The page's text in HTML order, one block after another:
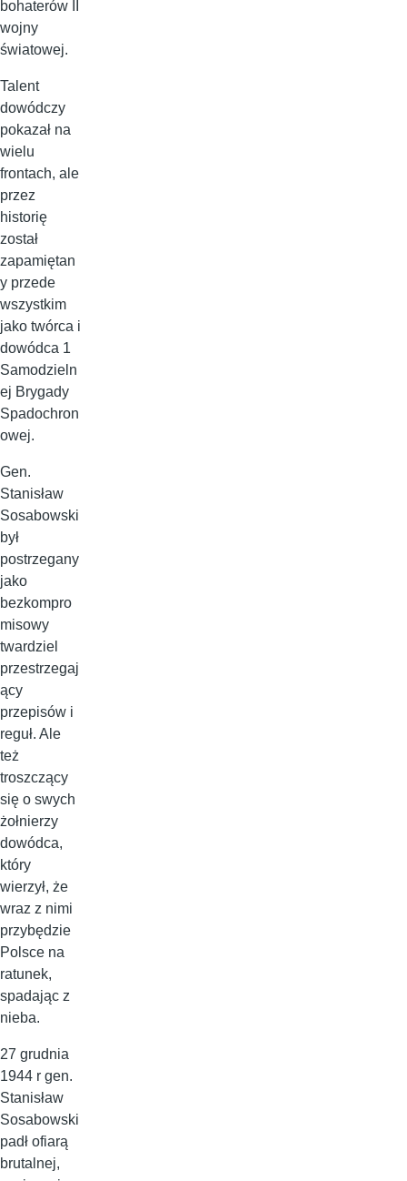
bohaterów II
wojny
światowej.
Talent
dowódczy
pokazał na
wielu
frontach, ale
przez
historię
został
zapamiętan
y przede
wszystkim
jako twórca i
dowódca 1
Samodzieln
ej Brygady
Spadochron
owej.
Gen.
Stanisław
Sosabowski
był
postrzegany
jako
bezkompro
misowy
twardziel
przestrzegaj
ący
przepisów i
reguł. Ale
też
troszczący
się o swych
żołnierzy
dowódca,
który
wierzył, że
wraz z nimi
przybędzie
Polsce na
ratunek,
spadając z
nieba.
27 grudnia
1944 r gen.
Stanisław
Sosabowski
padł ofiarą
brutalnej,